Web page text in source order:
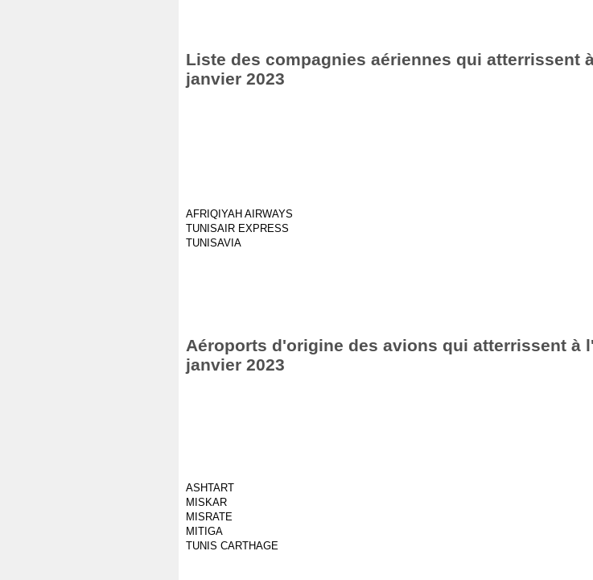
Liste des compagnies aériennes qui atterrissent
janvier 2023
AFRIQIYAH AIRWAYS
TUNISAIR EXPRESS
TUNISAVIA
Aéroports d'origine des avions qui atterrissent à
janvier 2023
ASHTART
MISKAR
MISRATE
MITIGA
TUNIS CARTHAGE